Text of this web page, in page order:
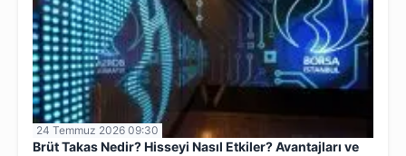
24 Temmuz 2026 09:30
Brüt Takas Nedir? Hisseyi Nasıl Etkiler? Avantajları ve